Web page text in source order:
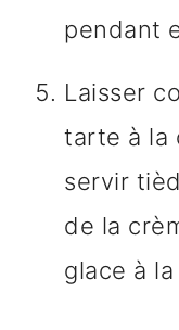
pendant
Laisser
tarte à la
servir
de la
glace à